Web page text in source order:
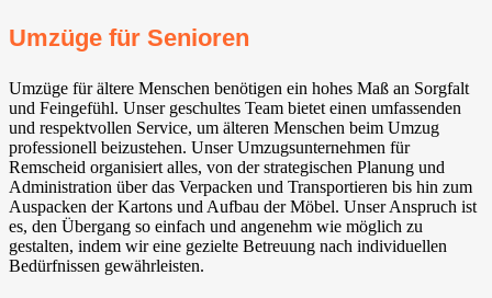
Umzüge für Senioren
Umzüge für ältere Menschen benötigen ein hohes Maß an Sorgfalt
und Feingefühl. Unser geschultes Team bietet einen umfassenden
und respektvollen Service, um älteren Menschen beim Umzug
professionell beizustehen. Unser Umzugsunternehmen für
Remscheid organisiert alles, von der strategischen Planung und
Administration über das Verpacken und Transportieren bis hin zum
Auspacken der Kartons und Aufbau der Möbel. Unser Anspruch ist
es, den Übergang so einfach und angenehm wie möglich zu
gestalten, indem wir eine gezielte Betreuung nach individuellen
Bedürfnissen gewährleisten.